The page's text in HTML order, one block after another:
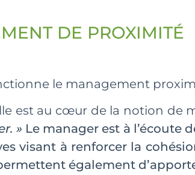
DE PROXIMITÉ
le management
est au cœur de la notion de
» Le manager est à l’écoute
visant à renforcer la
également